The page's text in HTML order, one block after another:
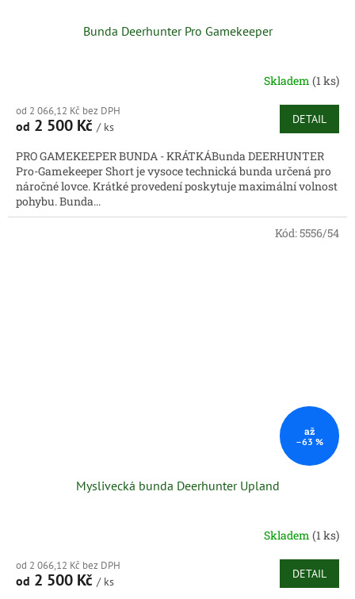
Bunda Deerhunter Pro Gamekeeper
Skladem (1 ks)
od 2 066,12 Kč bez DPH
od 2 500 Kč / ks
DETAIL
PRO GAMEKEEPER BUNDA - KRÁTKÁBunda DEERHUNTER
Pro-Gamekeeper Short je vysoce technická bunda určená pro
náročné lovce. Krátké provedení poskytuje maximální volnost
pohybu. Bunda...
až
–63 %
Myslivecká bunda Deerhunter Upland
Skladem (1 ks)
od 2 066,12 Kč bez DPH
od 2 500 Kč / ks
DETAIL
Kód:5556/54